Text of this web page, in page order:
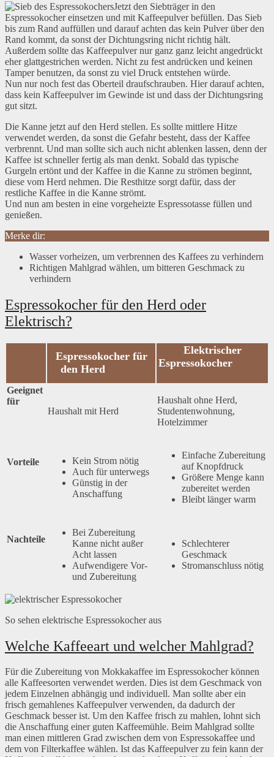
Jetzt den Siebträger in den
Espressokocher einsetzen und mit Kaffeepulver befüllen. Das Sieb
bis zum Rand auffüllen und darauf achten das kein Pulver über den
Rand kommt, da sonst der Dichtungsring nicht richtig hält.
Außerdem sollte das Kaffeepulver nur ganz ganz leicht angedrückt
eher glattgestrichen werden. Nicht zu fest andrücken und keinen
Tamper benutzen, da sonst zu viel Druck entstehen würde.
Nun nur noch fest das Oberteil draufschrauben. Hier darauf achten,
dass kein Kaffeepulver im Gewinde ist und dass der Dichtungsring
gut sitzt.
Die Kanne jetzt auf den Herd stellen. Es sollte mittlere Hitze
verwendet werden, da sonst die Gefahr besteht, dass der Kaffee
verbrennt. Und man sollte sich auch nicht ablenken lassen, denn der
Kaffee ist schneller fertig als man denkt. Sobald das typische
Gurgeln ertönt und der Kaffee in die Kanne zu strömen beginnt,
diese vom Herd nehmen. Die Resthitze sorgt dafür, dass der
restliche Kaffee in die Kanne strömt.
Und nun am besten in eine vorgeheizte Espressotasse füllen und
genießen.
Merke dir:
Wasser vorheizen, um verbrennen des Kaffees zu verhindern
Richtigen Mahlgrad wählen, um bitteren Geschmack zu
verhindern
Espressokocher für den Herd oder
Elektrisch?
Espressokocher für
den Herd
Elektrischer
Espressokocher
Geeignet
für
Haushalt mit Herd
Haushalt ohne Herd,
Studentenwohnung,
Hotelzimmer
Vorteile
Kein Strom nötig
Auch für unterwegs
Günstig in der
Anschaffung
Einfache Zubereitung
auf Knopfdruck
Größere Menge kann
zubereitet werden
Bleibt länger warm
Nachteile
Bei Zubereitung
Kanne nicht außer
Acht lassen
Aufwendigere Vor-
und Zubereitung
Schlechterer
Geschmack
Stromanschluss nötig
So sehen elektrische Espressokocher aus
Welche Kaffeeart und welcher Mahlgrad?
Für die Zubereitung von Mokkakaffee im Espressokocher können
alle Kaffeesorten verwendet werden. Dies ist dem Geschmack von
jedem Einzelnen abhängig und individuell. Man sollte aber ein
frisch gemahlenes Kaffeepulver verwenden, da dadurch der
Geschmack besser ist. Um den Kaffee frisch zu mahlen, lohnt sich
die Anschaffung einer guten Kaffeemühle. Beim Mahlgrad sollte
man einen mittleren Grad zwischen dem von Espressokaffee und
dem von Filterkaffee wählen. Ist das Kaffeepulver zu fein kann der